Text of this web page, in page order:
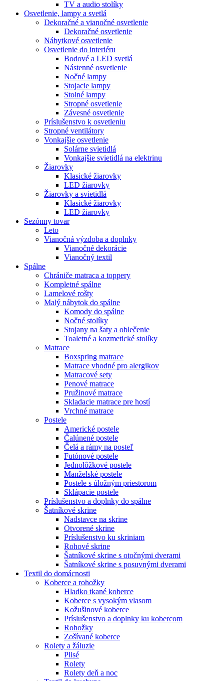
TV a audio stolíky
Osvetlenie, lampy a svetlá
Dekoračné a vianočné osvetlenie
Dekoračné osvetlenie
Nábytkové osvetlenie
Osvetlenie do interiéru
Bodové a LED svetlá
Nástenné osvetlenie
Nočné lampy
Stojacie lampy
Stolné lampy
Stropné osvetlenie
Závesné osvetlenie
Príslušenstvo k osvetleniu
Stropné ventilátory
Vonkajšie osvetlenie
Solárne svietidlá
Vonkajšie svietidlá na elektrinu
Žiarovky
Klasické žiarovky
LED žiarovky
Žiarovky a svietidlá
Klasické žiarovky
LED žiarovky
Sezónny tovar
Leto
Vianočná výzdoba a doplnky
Vianočné dekorácie
Vianočný textil
Spálne
Chrániče matraca a toppery
Kompletné spálne
Lamelové rošty
Malý nábytok do spálne
Komody do spálne
Nočné stolíky
Stojany na šaty a oblečenie
Toaletné a kozmetické stolíky
Matrace
Boxspring matrace
Matrace vhodné pro alergikov
Matracové sety
Penové matrace
Pružinové matrace
Skladacie matrace pre hostí
Vrchné matrace
Postele
Americké postele
Čalúnené postele
Čelá a rámy na posteľ
Futónové postele
Jednolôžkové postele
Manželské postele
Postele s úložným priestorom
Sklápacie postele
Príslušenstvo a doplnky do spálne
Šatníkové skrine
Nadstavce na skrine
Otvorené skrine
Príslušenstvo ku skriniam
Rohové skrine
Šatníkové skrine s otočnými dverami
Šatníkové skrine s posuvnými dverami
Textil do domácnosti
Koberce a rohožky
Hladko tkané koberce
Koberce s vysokým vlasom
Kožušinové koberce
Príslušenstvo a doplnky ku kobercom
Rohožky
Zošívané koberce
Rolety a žáluzie
Plisé
Rolety
Rolety deň a noc